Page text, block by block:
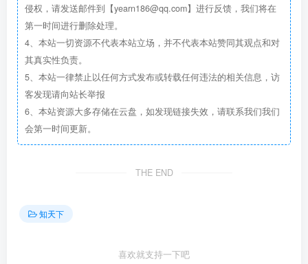
侵权，请发送邮件到【yearn186@qq.com】进行反馈，我们将在
第一时间进行删除处理。
4、本站一切资源不代表本站立场，并不代表本站赞同其观点和对
其真实性负责。
5、本站一律禁止以任何方式发布或转载任何违法的相关信息，访
客发现请向站长举报
6、本站资源大多存储在云盘，如发现链接失效，请联系我们我们
会第一时间更新。
THE END
知天下
喜欢就支持一下吧